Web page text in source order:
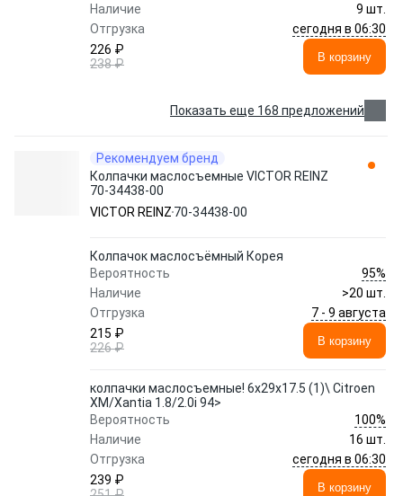
Наличие
9 шт.
Отгрузка
сегодня в 06:30
226 ₽
238 ₽
В корзину
Показать еще 168 предложений
Рекомендуем бренд
Колпачки маслосъемные VICTOR REINZ
70-34438-00
VICTOR REINZ 70-34438-00
Колпачок маслосъёмный Корея
Вероятность
95%
Наличие
>20 шт.
Отгрузка
7 - 9 августа
215 ₽
226 ₽
В корзину
колпачки маслосъемные! 6x29x17.5 (1)\ Citroen
XM/Xantia 1.8/2.0i 94>
Вероятность
100%
Наличие
16 шт.
Отгрузка
сегодня в 06:30
239 ₽
В корзину